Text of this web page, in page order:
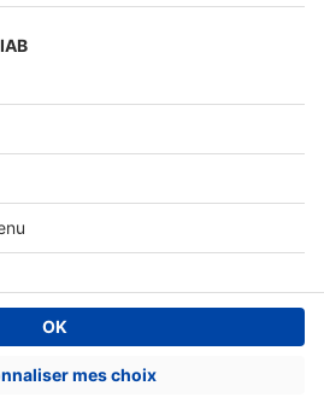
© 1992 - 2023
Immobilières
mes cookies
Générales d'Utilisation
de notre site